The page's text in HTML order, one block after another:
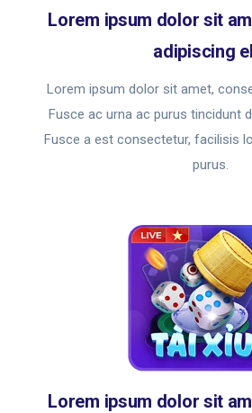
Lorem ipsum dolor sit
adipiscing
Lorem ipsum dolor sit amet,
Fusce ac urna ac purus tincidunt
Fusce a est consectetur, facilisis
purus.
Lorem ipsum dolor sit